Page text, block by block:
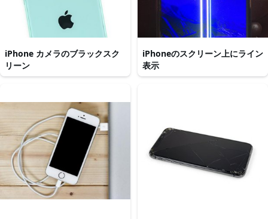
iPhone カメラのブラックスク
リーン
iPhoneのスクリーン上にライン
表示